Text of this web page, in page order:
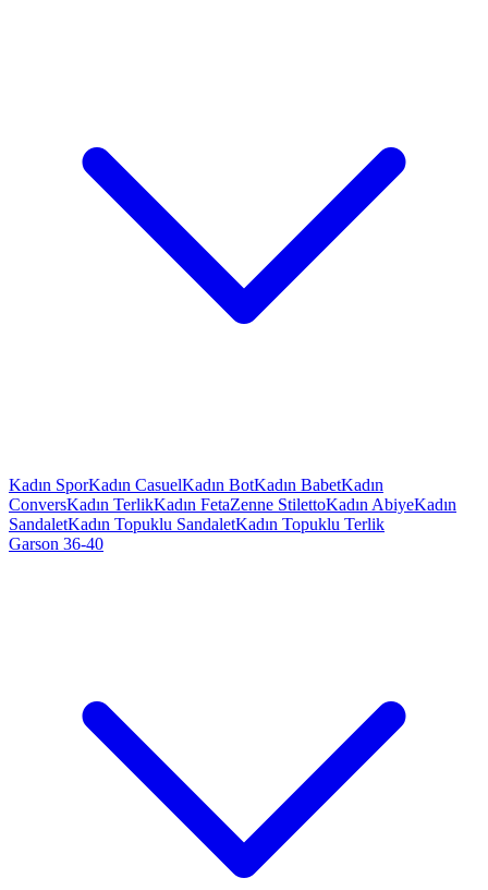
Kadın SporKadın CasuelKadın BotKadın BabetKadın
ConversKadın TerlikKadın FetaZenne StilettoKadın AbiyeKadın
SandaletKadın Topuklu SandaletKadın Topuklu Terlik
Garson 36-40